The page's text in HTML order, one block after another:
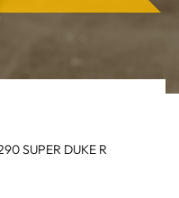
SUPER DUKE R